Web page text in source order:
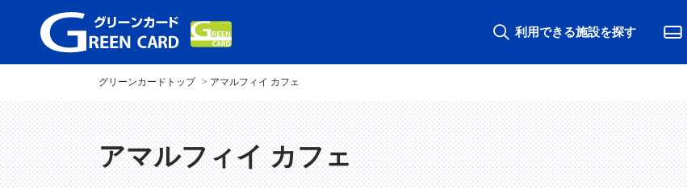
利用できる施設を探す
グリーンカードトップ アマルフィイ カフェ
アマルフィイ カフェ